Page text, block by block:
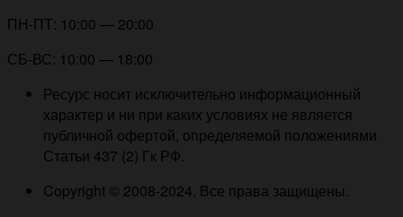
ПН-ПТ: 10:00 — 20:00
СБ-ВС: 10:00 — 18:00
Ресурс носит исключительно информационный
характер и ни при каких условиях не является
публичной офертой, определяемой положениями
Статьи 437 (2) Гк РФ.
Copyright © 2008-2024. Все права защищены.